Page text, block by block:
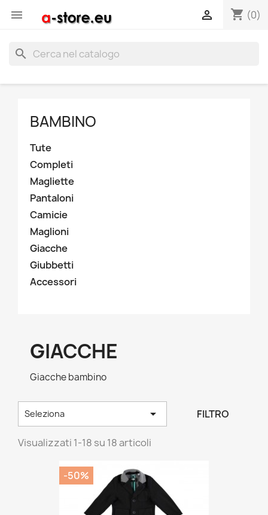
 shopping_cart (0)

search
BAMBINO
Tute
Completi
Magliette
Pantaloni
Camicie
Maglioni
Giacche
Giubbetti
Accessori
GIACCHE
Giacche bambino
Seleziona  FILTRO
Visualizzati 1-18 su 18 articoli
-50%